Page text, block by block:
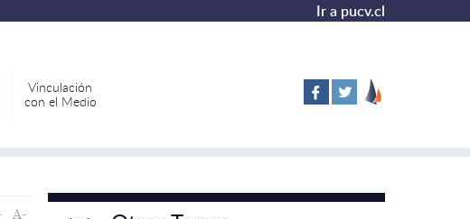
Ir a pucv.cl
Vinculación
con el Medio